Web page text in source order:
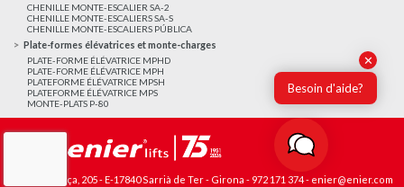
CHENILLE MONTE-ESCALIER SA-2
CHENILLE MONTE-ESCALIERS SA-S
CHENILLE MONTE-ESCALIERS PÚBLICA
Plate-formes élévatrices et monte-charges
PLATE-FORME ÉLÉVATRICE MPHD
PLATE-FORME ÉLÉVATRICE MPH
PLATEFORME ÉLÉVATRICE MPSH
PLATEFORME ÉLÉVATRICE MPS
MONTE-PLATS P-80
Avda. França, 205 - E-17840 Sarrià de Ter - Girona - 972 171 374- enier@enier.com
✕
Besoin d'aide?